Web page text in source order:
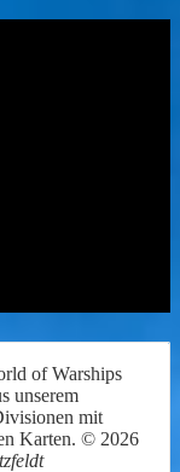
of Warships
unserem
mit
Karten. © 2026